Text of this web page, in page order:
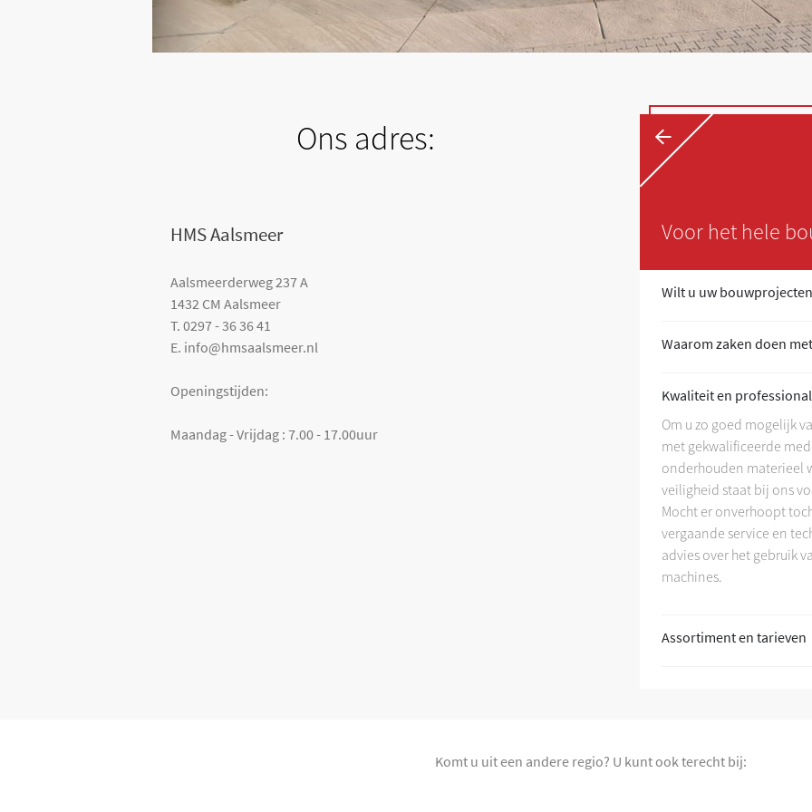
Ons adres:
HMS Aalsmeer
Aalsmeerderweg 237 A
1432 CM Aalsmeer
T. 0297 - 36 36 41
E. info@hmsaalsmeer.nl
Openingstijden:
Maandag - Vrijdag : 7.00 - 17.00uur
←
Voor het hele
+
+
+
+
Wilt u uw bouwprojecten snel en correctuitvoeren?
Waarom zaken doen met HMS?
Kwaliteit en professionaliteit
Assortiment en tarieven
Wilt u uw
Waarom zaken doen
Kwaliteit en
Om u zo goed mogelijk
met gekwalificeerde
onderhouden materieel
veiligheid staat bij ons
Mocht er onverhoopt
vergaande service en
advies over het gebruik
machines.
Assortiment en tarieven
Komt u uit een andere regio? U kunt ook terecht bij: